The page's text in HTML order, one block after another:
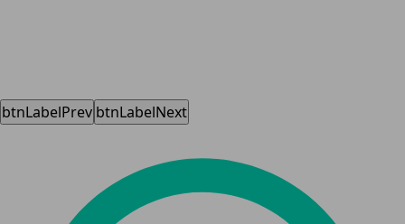
btnLabelPrev btnLabelNext